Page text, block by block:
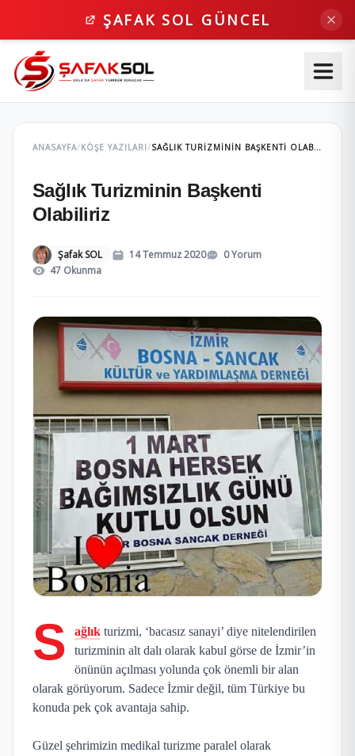
ŞAFAK SOL GÜNCEL
ANASAYFA/KÖŞE YAZILARI/ SAĞLIK TURIZMININ BAŞKENTI OLABILIRIZ
Sağlık Turizminin Başkenti
Olabiliriz
Şafak SOL 14 Temmuz 2020
0 Yorum
47 Okunma
S ağlıkturizmi, ‘bacasız sanayi’ diye nitelendirilen
turizminin alt dalı olarak kabul görse de İzmir’in
önünün açılması yolunda çok önemli bir alan
olarak görüyorum. Sadece İzmir değil, tüm Türkiye bu
konuda pek çok avantaja sahip.
Güzel şehrimizin medikal turizme paralel olarak